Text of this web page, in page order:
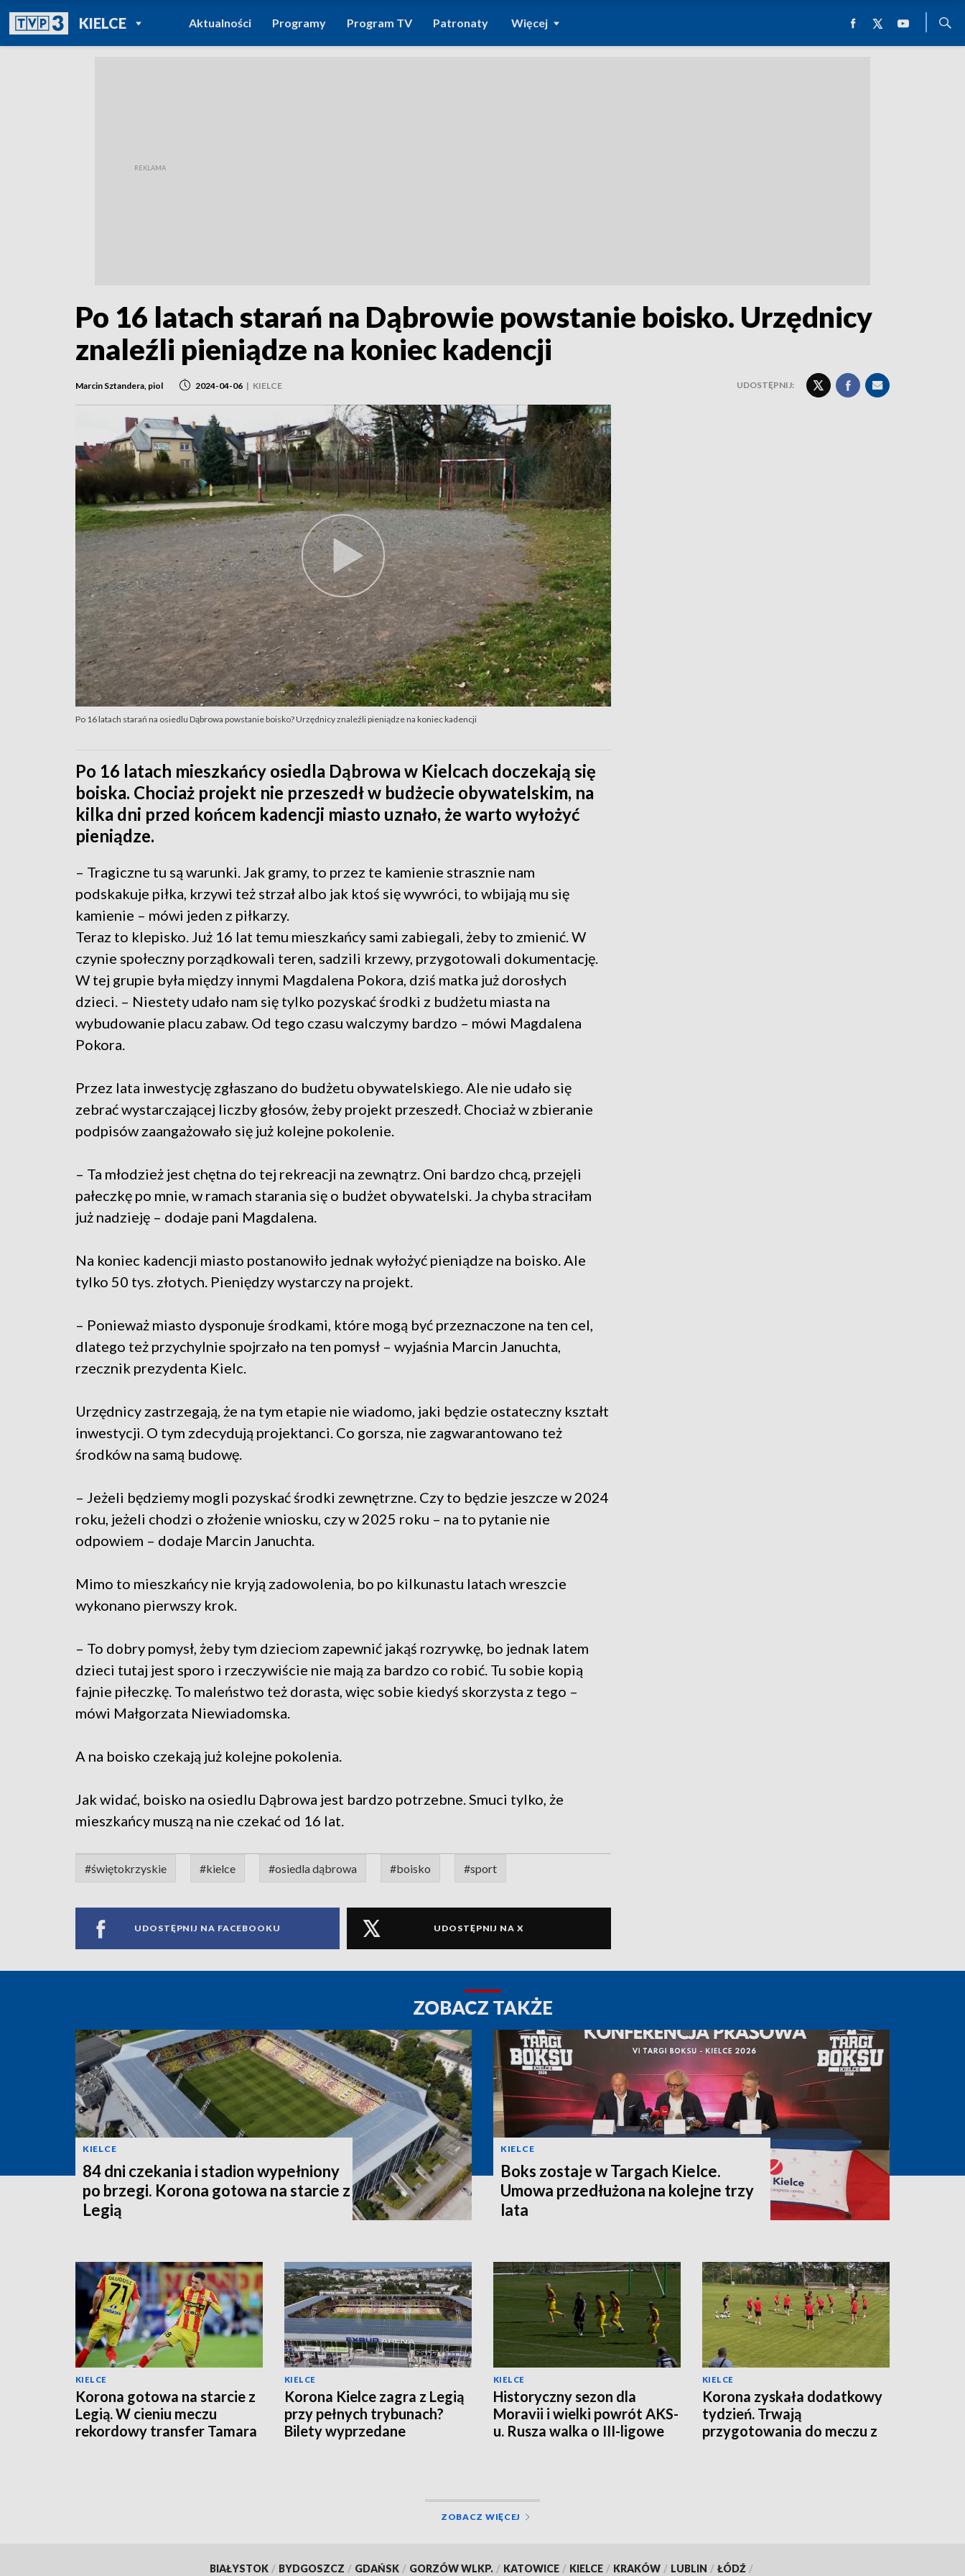
KIELCEPOWRÓT DO
TVP REGIONY
Aktualności Programy Program TV Patronaty Więcej
Po 16 latach starań na Dąbrowie powstanie boisko. Urzędnicy
znaleźli pieniądze na koniec kadencji
Marcin Sztandera, piol 2024-04-06 | KIELCE UDOSTĘPNIJ:
Po 16 latach starań na osiedlu Dąbrowa powstanie boisko? Urzędnicy znaleźli pieniądze na koniec kadencji
Po 16 latach mieszkańcy osiedla Dąbrowa w Kielcach doczekają się
boiska. Chociaż projekt nie przeszedł w budżecie obywatelskim, na
kilka dni przed końcem kadencji miasto uznało, że warto wyłożyć
pieniądze.
– Tragiczne tu są warunki. Jak gramy, to przez te kamienie strasznie nam
podskakuje piłka, krzywi też strzał albo jak ktoś się wywróci, to wbijają mu się
kamienie – mówi jeden z piłkarzy.
Teraz to klepisko. Już 16 lat temu mieszkańcy sami zabiegali, żeby to zmienić. W
czynie społeczny porządkowali teren, sadzili krzewy, przygotowali dokumentację.
W tej grupie była między innymi Magdalena Pokora, dziś matka już dorosłych
dzieci. – Niestety udało nam się tylko pozyskać środki z budżetu miasta na
wybudowanie placu zabaw. Od tego czasu walczymy bardzo – mówi Magdalena
Pokora.
Przez lata inwestycję zgłaszano do budżetu obywatelskiego. Ale nie udało się
zebrać wystarczającej liczby głosów, żeby projekt przeszedł. Chociaż w zbieranie
podpisów zaangażowało się już kolejne pokolenie.
– Ta młodzież jest chętna do tej rekreacji na zewnątrz. Oni bardzo chcą, przejęli
pałeczkę po mnie, w ramach starania się o budżet obywatelski. Ja chyba straciłam
już nadzieję – dodaje pani Magdalena.
Na koniec kadencji miasto postanowiło jednak wyłożyć pieniądze na boisko. Ale
tylko 50 tys. złotych. Pieniędzy wystarczy na projekt.
– Ponieważ miasto dysponuje środkami, które mogą być przeznaczone na ten cel,
dlatego też przychylnie spojrzało na ten pomysł – wyjaśnia Marcin Januchta,
rzecznik prezydenta Kielc.
Urzędnicy zastrzegają, że na tym etapie nie wiadomo, jaki będzie ostateczny kształt
inwestycji. O tym zdecydują projektanci. Co gorsza, nie zagwarantowano też
środków na samą budowę.
– Jeżeli będziemy mogli pozyskać środki zewnętrzne. Czy to będzie jeszcze w 2024
roku, jeżeli chodzi o złożenie wniosku, czy w 2025 roku – na to pytanie nie
odpowiem – dodaje Marcin Januchta.
Mimo to mieszkańcy nie kryją zadowolenia, bo po kilkunastu latach wreszcie
wykonano pierwszy krok.
– To dobry pomysł, żeby tym dzieciom zapewnić jakąś rozrywkę, bo jednak latem
dzieci tutaj jest sporo i rzeczywiście nie mają za bardzo co robić. Tu sobie kopią
fajnie piłeczkę. To maleństwo też dorasta, więc sobie kiedyś skorzysta z tego –
mówi Małgorzata Niewiadomska.
A na boisko czekają już kolejne pokolenia.
Jak widać, boisko na osiedlu Dąbrowa jest bardzo potrzebne. Smuci tylko, że
mieszkańcy muszą na nie czekać od 16 lat.
#świętokrzyskie #kielce #osiedla dąbrowa #boisko #sport
UDOSTĘPNIJ NA FACEBOOKU UDOSTĘPNIJ NA X
ZOBACZ TAKŻE
KIELCE
84 dni czekania i stadion wypełniony
po brzegi. Korona gotowa na starcie z
Legią
KIELCE
Boks zostaje w Targach Kielce.
Umowa przedłużona na kolejne trzy
lata
KIELCE
Korona gotowa na starcie z
Legią. W cieniu meczu
rekordowy transfer Tamara
KIELCE
Korona Kielce zagra z Legią
przy pełnych trybunach?
Bilety wyprzedane
KIELCE
Historyczny sezon dla
Moravii i wielki powrót AKS-
u. Rusza walka o III-ligowe
KIELCE
Korona zyskała dodatkowy
tydzień. Trwają
przygotowania do meczu z
ZOBACZ WIĘCEJ
BIAŁYSTOK / BYDGOSZCZ / GDAŃSK / GORZÓW WLKP. / KATOWICE / KIELCE / KRAKÓW / LUBLIN / ŁÓDŹ /